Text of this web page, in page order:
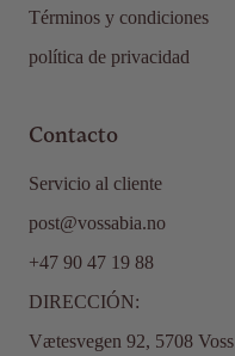
Términos y condiciones
política de privacidad
Contacto
Servicio al cliente
post@vossabia.no
+47 90 47 19 88
DIRECCIÓN:
Vætesvegen 92, 5708 Voss